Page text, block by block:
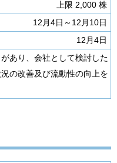
上限 2,000 株
12月4日～12月10日
12月4日
あり、会社として検討した
の改善及び流動性の向上を